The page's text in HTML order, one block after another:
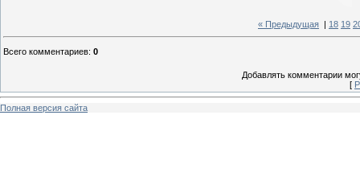
« Предыдущая 18 19
Всего комментариев: 0
Добавлять комментарии
[
Полная версия сайта